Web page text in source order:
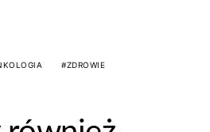
ZDROWIE